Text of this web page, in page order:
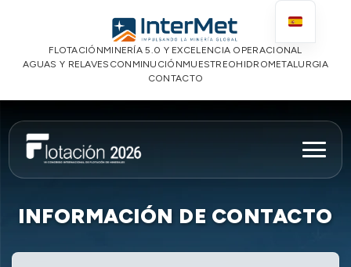
FLOTACIÓNMINERÍA 5.0 Y EXCELENCIA OPERACIONAL
AGUAS Y RELAVES CONMINUCIÓNMUESTREOHIDROMETALURGIA
CONTACTO
INFORMACIÓN DE CONTACTO